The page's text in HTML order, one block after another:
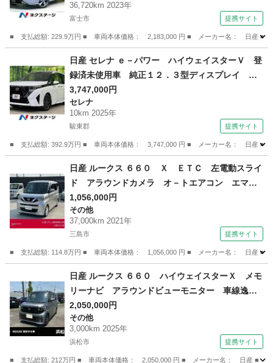
Ｍ ＢＯＳＥサウンド デジタルミラー ワイヤ
レス充電 ステアリングヒーター ＥＴＣ ドラ
レコ （検10.3）
36,720km 2023年
富士市 提携サイト
■ 支払総額: 229.9万円 ■ 車両本体価格： 2,183,000 円 ■ メーカー名： 日産
日産
日産 セレナ ｅ－パワー ハイウェイスターＶ 登
録済未使用車 純正１２．３型ディスプレイ 両
側電動ドア 全周囲カメラ 衝突被害軽減システ
ム プロパイロット コーナーセンサー スマー
トキー ＬＥＤヘッド ＥＴＣ 純正１６インチ
3,747,000円
セレナ
10km 2025年
駿東郡 提携サイト
■ 支払総額: 392.9万円 ■ 車両本体価格： 3,747,000 円 ■ メーカー名： 日産 ■
セレナ
日産 ルークス ６６０ Ｘ ＥＴＣ 左電動スライ
ド アラウンドカメラ オ－トエアコン エマ－
ジェンシ－ブレ－キ カーナビ 定期点検記録
簿 ＥＴＣ付き ワンオーナー車 キーフリー
パワーウインドウ カーテンエアバッグ メモリ
1,056,000円
その他
37,000km 2021年
三島市 提携サイト
■ 支払総額: 114.8万円 ■ 車両本体価格： 1,056,000 円 ■ メーカー名： 日産
その他
日産 ルークス ６６０ ハイウェイスターＸ メモ
リーナビ アラウンドビューモニター 車線逸脱
警報 オートエアコン アルミホイール 両側パ
ワースライドドア スマートキー 禁煙車 アイ
ドリングストップ アラウンドビューモニター
2,050,000円
その他
3,000km 2025年
浜松市 提携サイト
■ 支払総額: 212万円 ■ 車両本体価格： 2,050,000 円 ■ メーカー名： 日産 ■